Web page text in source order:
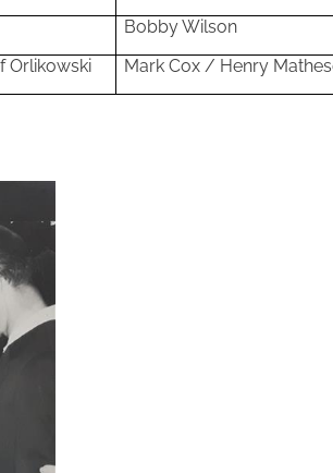
Bobby Wilson
Orlikowski
Mark Cox / Henry